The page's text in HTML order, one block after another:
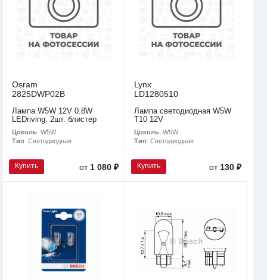
Osram
2825DWP02B
Лампа W5W 12V 0.8W
LEDriving. 2шт. блистер
Цоколь: W5W
Тип: Светодиодная
Купить от 1 080 ₽
Lynx
LD1280510
Лампа светодиодная W5W
T10 12V
Цоколь: W5W
Тип: Светодиодная
Купить от 130 ₽